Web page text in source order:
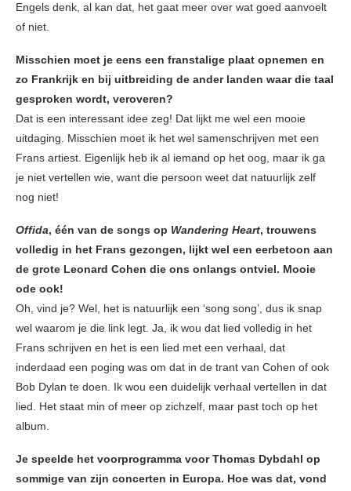
Engels denk, al kan dat, het gaat meer over wat goed aanvoelt
of niet.
Misschien moet je eens een franstalige plaat opnemen en
zo Frankrijk en bij uitbreiding de ander landen waar die taal
gesproken wordt, veroveren?
Dat is een interessant idee zeg! Dat lijkt me wel een mooie
uitdaging. Misschien moet ik het wel samenschrijven met een
Frans artiest. Eigenlijk heb ik al iemand op het oog, maar ik ga
je niet vertellen wie, want die persoon weet dat natuurlijk zelf
nog niet!
Offida, één van de songs op Wandering Heart, trouwens
volledig in het Frans gezongen, lijkt wel een eerbetoon aan
de grote Leonard Cohen die ons onlangs ontviel. Mooie
ode ook!
Oh, vind je? Wel, het is natuurlijk een ‘song song’, dus ik snap
wel waarom je die link legt. Ja, ik wou dat lied volledig in het
Frans schrijven en het is een lied met een verhaal, dat
inderdaad een poging was om dat in de trant van Cohen of ook
Bob Dylan te doen. Ik wou een duidelijk verhaal vertellen in dat
lied. Het staat min of meer op zichzelf, maar past toch op het
album.
Je speelde het voorprogramma voor Thomas Dybdahl op
sommige van zijn concerten in Europa. Hoe was dat, vond